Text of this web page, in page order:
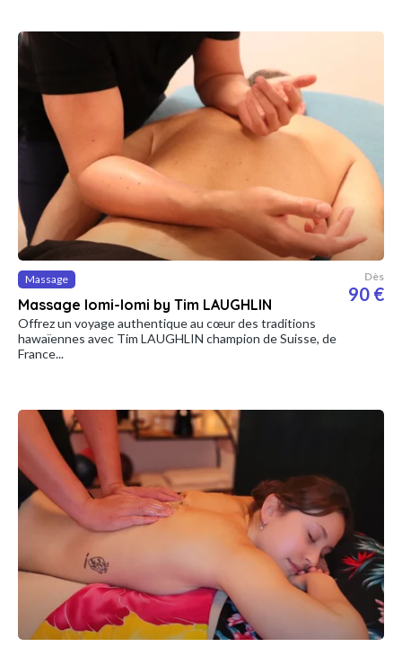
Massage
Massage lomi-lomi by Tim LAUGHLIN
Dès
90 €
Offrez un voyage authentique au cœur des traditions
hawaïennes avec Tim LAUGHLIN champion de Suisse, de
France...